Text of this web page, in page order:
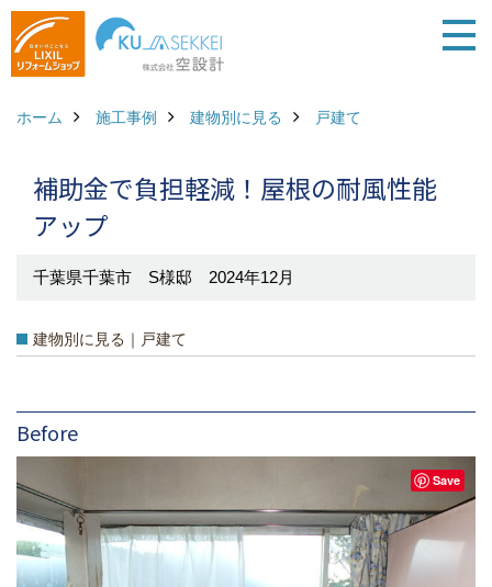
ホーム 施工事例 建物別に見る 戸建て
補助金で負担軽減！屋根の耐風性能
アップ
千葉県千葉市 S様邸 2024年12月
建物別に見る｜戸建て
Before
Save